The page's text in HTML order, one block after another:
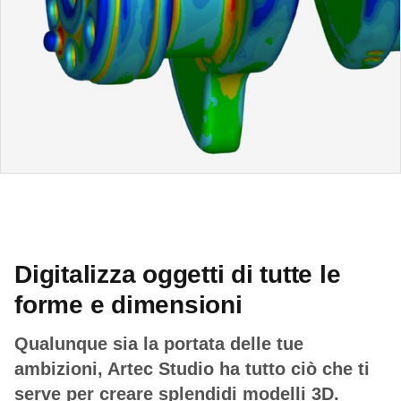
Digitalizza oggetti di tutte le
forme e dimensioni
Qualunque sia la portata delle tue
ambizioni, Artec Studio ha tutto ciò che ti
serve per creare splendidi modelli 3D.